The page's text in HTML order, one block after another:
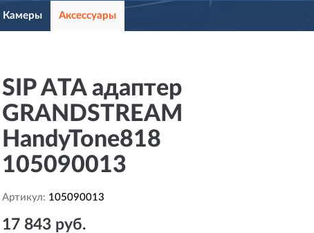
Камеры Аксессуары
SIP ATA aдаптер
GRANDSTREAM
HandyTone818
105090013
Артикул: 105090013
17 843 руб.